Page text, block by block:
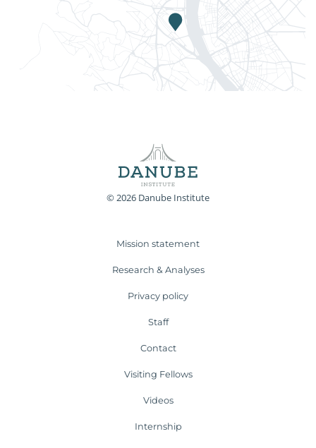
© 2026 Danube Institute
Mission statement
Research & Analyses
Privacy policy
Staff
Contact
Visiting Fellows
Videos
Internship